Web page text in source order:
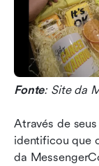
Fonte: Site da
Através de
identificou que
da